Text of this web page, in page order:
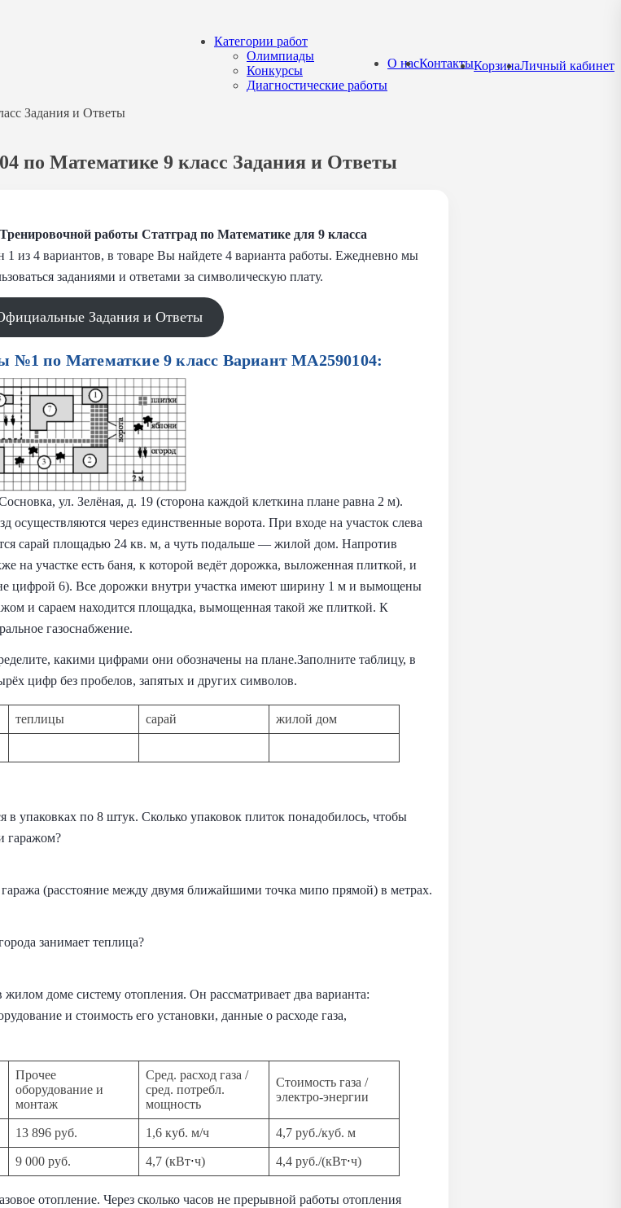
Категории работ
Олимпиады
Конкурсы
Диагностические работы
О насКонтактыКорзинаЛичный кабинет
Задания и Ответы
по Математике 9 класс Задания и Ответы
работы Статград по Математике для 9 класса
1 из 4 вариантов, в товаре Вы найдете 4 варианта работы. Ежедневно мы
заданиями и ответами за символическую плату.
Задания и Ответы
№1 по Математкие 9 класс Вариант МА2590104:
ул. Зелёная, д. 19 (сторона каждой клеткина плане равна 2 м).
через единственные ворота. При входе на участок слева
сарай площадью 24 кв. м, а чуть подальше — жилой дом. Напротив
на участке есть баня, к которой ведёт дорожка, выложенная плиткой, и
цифрой 6). Все дорожки внутри участка имеют ширину 1 м и вымощены
и сараем находится площадка, вымощенная такой же плиткой. К
газоснабжение.
какими цифрами они обозначены на плане.Заполните таблицу, в
цифр без пробелов, запятых и других символов.
теплицы сарай жилой дом
упаковках по 8 штук. Сколько упаковок плиток понадобилось, чтобы
гаражом?
(расстояние между двумя ближайшими точка мипо прямой) в метрах.
занимает теплица?
жилом доме систему отопления. Он рассматривает два варианта:
и стоимость его установки, данные о расходе газа,
Прочее
оборудование и
монтаж
Сред. расход газа /
сред. потребл.
мощность
Стоимость газа /
электро-энергии
13 896 руб. 1,6 куб. м/ч 4,7 руб./куб. м
9 000 руб. 4,7 (кВт ч) 4,4 руб./(кВт ч)
отопление. Через сколько часов не прерывной работы отопления